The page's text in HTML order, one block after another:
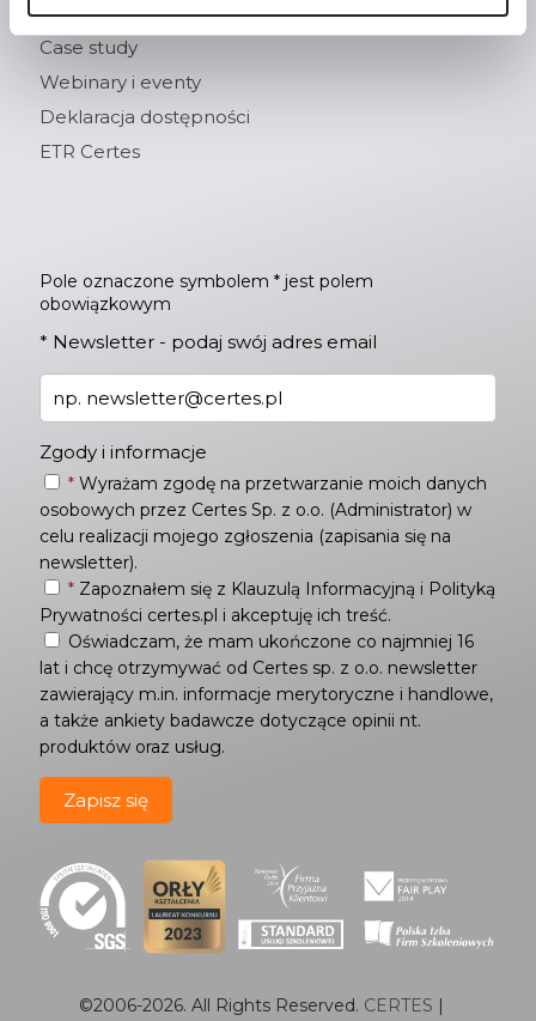
Kontakt
Case study
Webinary i eventy
Deklaracja dostępności
ETR Certes
Pole oznaczone symbolem * jest polem
obowiązkowym
* Newsletter - podaj swój adres email
Zgody i informacje
* Wyrażam zgodę na przetwarzanie moich danych
osobowych przez Certes Sp. z o.o. (Administrator) w
celu realizacji mojego zgłoszenia (zapisania się na
newsletter).
* Zapoznałem się z Klauzulą Informacyjną i Polityką
Prywatności certes.pl i akceptuję ich treść.
Oświadczam, że mam ukończone co najmniej 16
lat i chcę otrzymywać od Certes sp. z o.o. newsletter
zawierający m.in. informacje merytoryczne i handlowe,
a także ankiety badawcze dotyczące opinii nt.
produktów oraz usług.
©2006-2026. All Rights Reserved. CERTES |